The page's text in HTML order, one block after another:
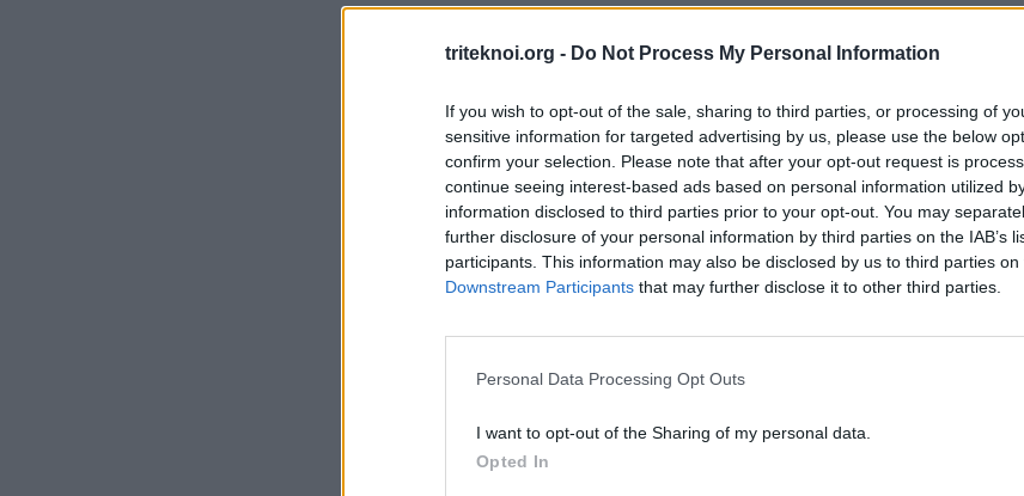
triteknoi.org - Do Not Process My Personal Information
If you wish to opt-out of the sale, sharing to third parties, or processing of
sensitive information for targeted advertising by us, please use the below
confirm your selection. Please note that after your opt-out request is
continue seeing interest-based ads based on personal information utilized
information disclosed to third parties prior to your opt-out. You may
further disclosure of your personal information by third parties on the IAB’s
participants. This information may also be disclosed by us to third parties on
Downstream Participants that may further disclose it to other third parties.
Personal Data Processing Opt Outs
I want to opt-out of the Sharing of my personal data.
Opted In